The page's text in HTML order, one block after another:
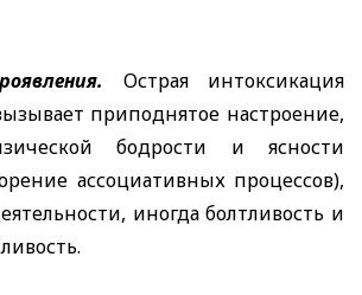
Острая интоксикация
приподнятое настроение,
бодрости и ясности
ассоциативных процессов),
иногда болтливость и